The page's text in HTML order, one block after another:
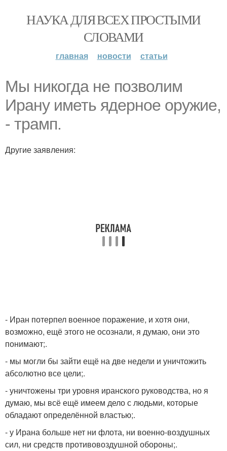
НАУКА ДЛЯ ВСЕХ ПРОСТЫМИ
СЛОВАМИ
главная новости статьи
Мы никогда не позволим
Ирану иметь ядерное оружие,
- трамп.
Другие заявления:
- Иран потерпел военное поражение, и хотя они,
возможно, ещё этого не осознали, я думаю, они это
понимают;.
- мы могли бы зайти ещё на две недели и уничтожить
абсолютно все цели;.
- уничтожены три уровня иранского руководства, но я
думаю, мы всё ещё имеем дело с людьми, которые
обладают определённой властью;.
- у Ирана больше нет ни флота, ни военно-воздушных
сил, ни средств противовоздушной обороны;.